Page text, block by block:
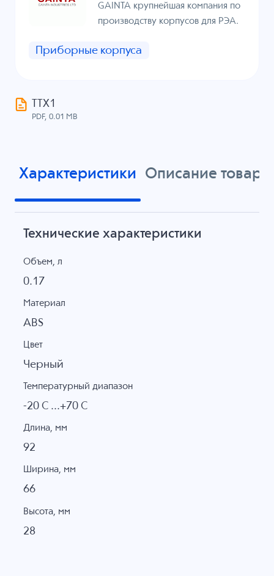
GAINTA крупнейшая компания по
производству корпусов для РЭА.
Приборные корпуса
ТТХ1
PDF, 0.01 MB
Характеристики Описание товара
Технические характеристики
Объем, л
0.17
Материал
ABS
Цвет
Черный
Температурный диапазон
-20 C ...+70 C
Длина, мм
92
Ширина, мм
66
Высота, мм
28